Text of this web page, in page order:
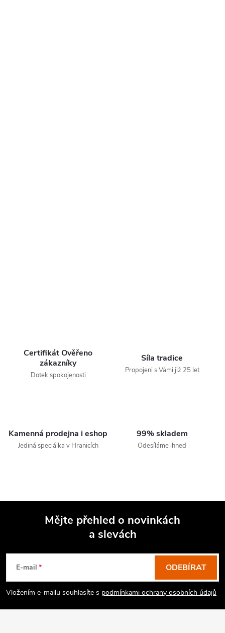
Certifikát Ověřeno
zákazníky
Dotek spokojenosti
Síla tradice
Propojeni s Vámi již 25 let
Kamenná prodejna i eshop
Jediná speciálka v Hranicích
99% skladem
Odesíláme ihned
Mějte přehled o novinkách
a slevách
E-mail
Vložením e-mailu souhlasíte s podmínkami ochrany osobních údajů
ODEBÍRAT